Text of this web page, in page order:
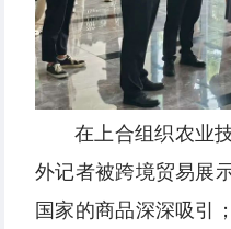
在上合组织农业
外记者被跨境贸易展
国家的商品深深吸引